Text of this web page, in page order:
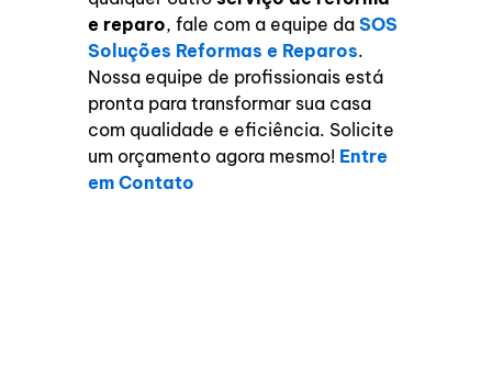
e reparo, fale com a equipe daSOS
Soluções Reformas e Reparos.
Nossa equipe de profissionais está
pronta para transformar sua casa
com qualidade e eficiência. Solicite
um orçamento agora mesmo! Entre
em Contato